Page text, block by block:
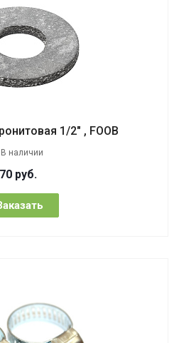
1/2" , FOOB
В наличии
70 руб.